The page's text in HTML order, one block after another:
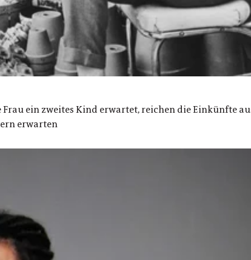
ein zweites Kind erwartet, reichen die Einkünfte
erwarten